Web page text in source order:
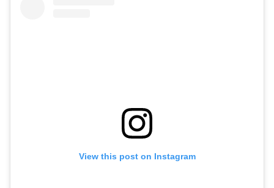
View this post on Instagram